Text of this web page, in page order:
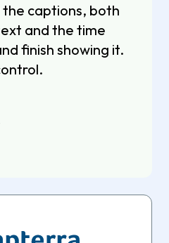
captions, both
and the time
finish showing it.